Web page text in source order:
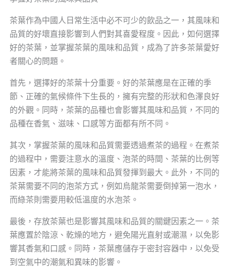
茶葉作為中國人日常生活中必不可少的飲品之一，其風味和
品質的好壞直接影響到人們對其喜愛程度。因此，如何選擇
好的茶葉，並掌握茶葉的風味和品質，成為了許多茶葉愛好
者關心的問題。
首先，選擇好的茶葉十分重要。好的茶葉應是在正確的季
節、正確的氣候條件下生長的，擁有完整的形狀和色澤良好
的外觀。同時，茶葉的品種也會影響其風味和品質，不同的
品種在香氣、滋味、口感等方面都有所不同。
其次，掌握茶葉的風味和品質需要透過煮茶的過程。在煮茶
的過程中，需要注意水的溫度、泡茶的時間、茶葉的比例等
因素，才能將茶葉的風味和品質發揮到最大。此外，不同的
茶葉需要不同的泡茶方式，例如烏龍茶需要倒掉第一泡水，
而綠茶則需要用較低溫度的水泡茶。
最後，存放茶葉也是影響其風味和品質的關鍵因素之一。茶
葉應置於陰涼、乾燥的地方，避免陽光直射或潮濕，以免影
響其香氣和口感。同時，茶葉應儲存于密封容器中，以免受
到空氣中的潮氣和異味的影響。